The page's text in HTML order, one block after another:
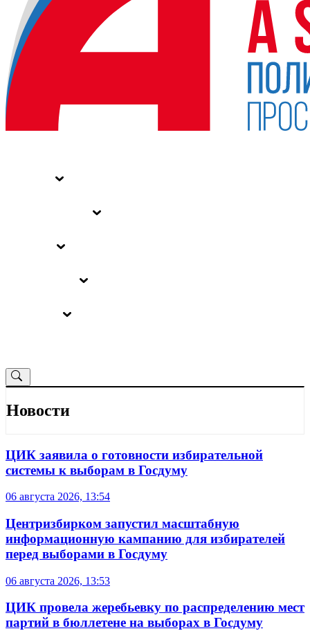
Новости
ЦИК заявила о готовности избирательной
системы к выборам в Госдуму
06 августа 2026, 13:54
Центризбирком запустил масштабную
информационную кампанию для избирателей
перед выборами в Госдуму
06 августа 2026, 13:53
ЦИК провела жеребьевку по распределению мест
партий в бюллетене на выборах в Госдуму